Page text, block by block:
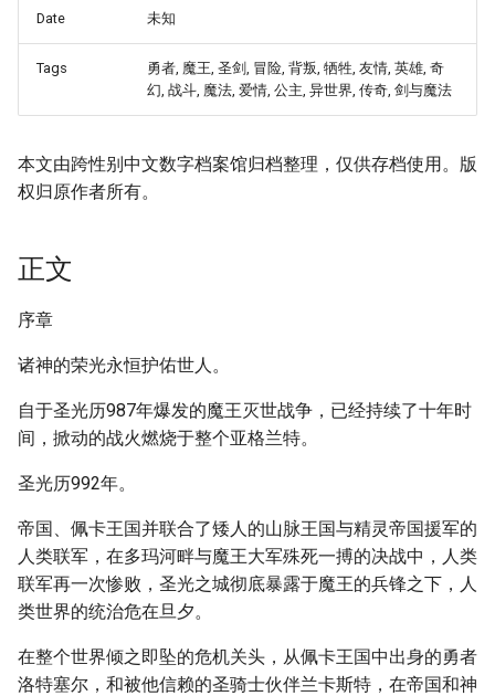
Date 未知
Tags
勇者, 魔王, 圣剑, 冒险, 背叛, 牺牲, 友情, 英雄, 奇
幻, 战斗, 魔法, 爱情, 公主, 异世界, 传奇, 剑与魔法
本文由跨性别中文数字档案馆归档整理，仅供存档使用。版
权归原作者所有。
正文
序章
诸神的荣光永恒护佑世人。
自于圣光历987年爆发的魔王灭世战争，已经持续了十年时
间，掀动的战火燃烧于整个亚格兰特。
圣光历992年。
帝国、佩卡王国并联合了矮人的山脉王国与精灵帝国援军的
人类联军，在多玛河畔与魔王大军殊死一搏的决战中，人类
联军再一次惨败，圣光之城彻底暴露于魔王的兵锋之下，人
类世界的统治危在旦夕。
在整个世界倾之即坠的危机关头，从佩卡王国中出身的勇者
洛特塞尔，和被他信赖的圣骑士伙伴兰卡斯特，在帝国和神